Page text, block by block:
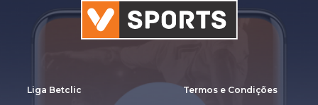
Liga Betclic
Termos e Condições